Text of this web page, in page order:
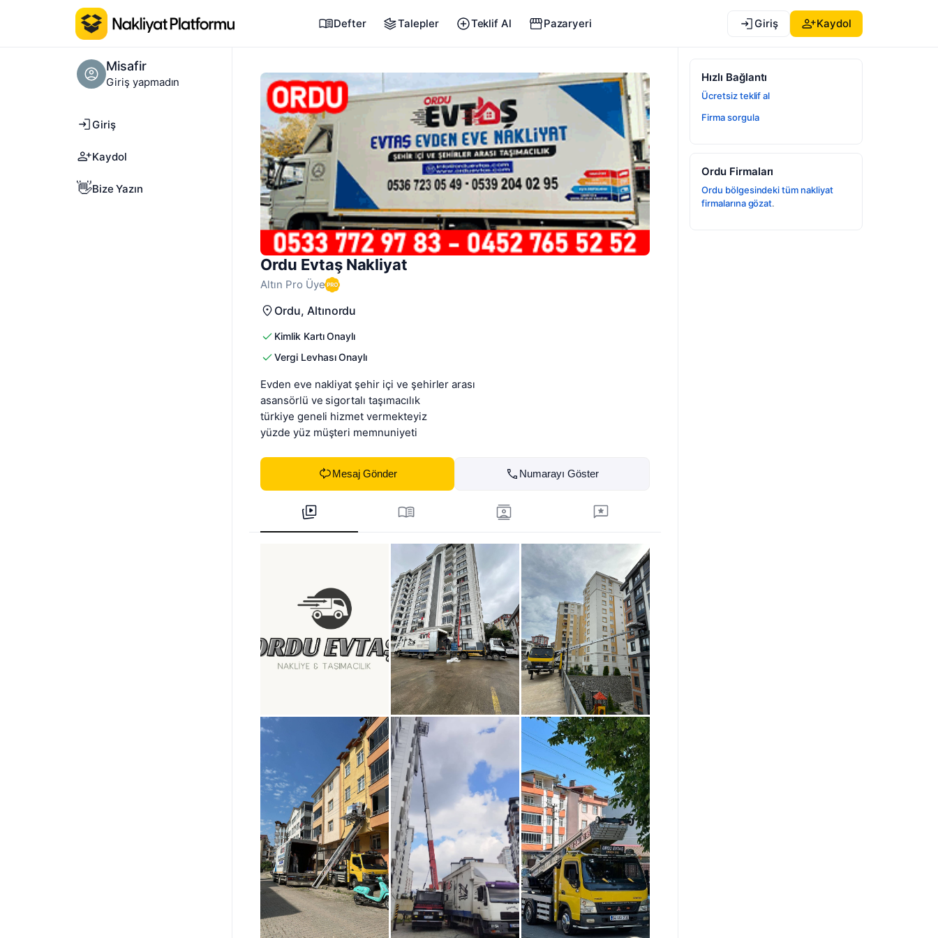
Misafir
Giriş yapmadın
Giriş
Kaydol
👋Bize Yazın
Defter Talepler Teklif Al Pazaryeri Giriş Kaydol
Ordu Evtaş Nakliyat
Altın Pro Üye
Ordu, Altınordu
Kimlik Kartı Onaylı
Vergi Levhası Onaylı
Evden eve nakliyat şehir içi ve şehirler arası
asansörlü ve sigortalı taşımacılık
türkiye geneli hizmet vermekteyiz
yüzde yüz müşteri memnuniyeti
Mesaj Gönder Numarayı Göster
Hızlı Bağlantı
Ücretsiz teklif al
Firma sorgula
Ordu Firmaları
Ordu bölgesindeki tüm nakliyat
firmalarına gözat.